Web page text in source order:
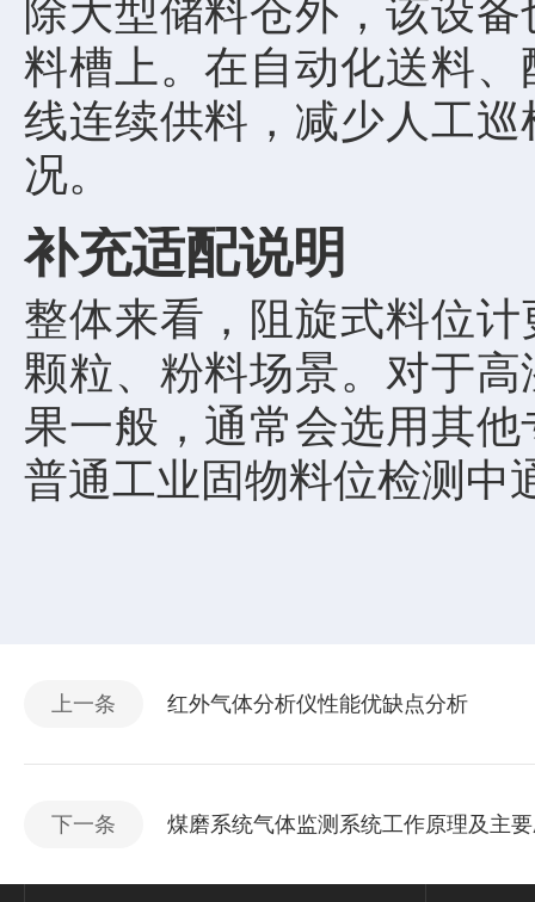
除大型储料仓外，该设
料槽上。在自动化送料
线连续供料，减少人工
况。
补充适配说明
整体来看，阻旋式料位
颗粒、粉料场景。对于
果一般，通常会选用其
普通工业固物料位检测中
上一条 红外气体分析仪性能优缺点分析
下一条 煤磨系统气体监测系统工作原理及主